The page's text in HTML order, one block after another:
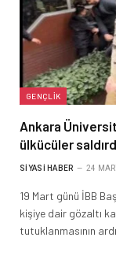
GENÇLIK
Ankara
ülkücüler
SIYASI HABER 24
19 Mart günü İBB
kişiye dair gözaltı
tutuklanmasının